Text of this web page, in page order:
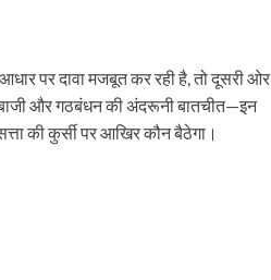
पर दावा मजबूत कर रही है, तो दूसरी ओर
और गठबंधन की अंदरूनी बातचीत—इन
की कुर्सी पर आखिर कौन बैठेगा।